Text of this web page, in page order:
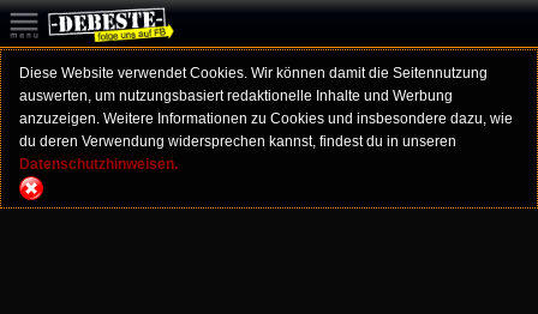
Diese Website verwendet Cookies. Wir können damit die Seitennutzung
auswerten, um nutzungsbasiert redaktionelle Inhalte und Werbung
anzuzeigen. Weitere Informationen zu Cookies und insbesondere dazu, wie
du deren Verwendung widersprechen kannst, findest du in unseren
Datenschutzhinweisen.